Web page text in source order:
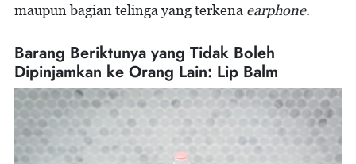
maupun bagian telinga yang terkena earphone.
Barang Beriktunya yang Tidak Boleh
Dipinjamkan ke Orang Lain: Lip Balm